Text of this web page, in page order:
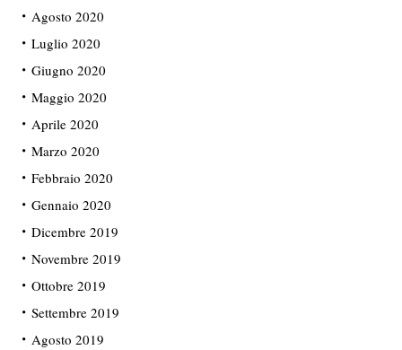
Agosto 2020
Luglio 2020
Giugno 2020
Maggio 2020
Aprile 2020
Marzo 2020
Febbraio 2020
Gennaio 2020
Dicembre 2019
Novembre 2019
Ottobre 2019
Settembre 2019
Agosto 2019